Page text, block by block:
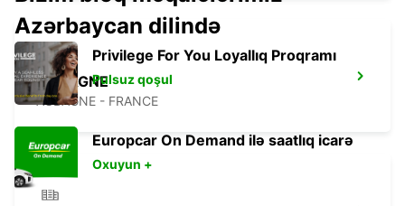
AUBAGNE
AUBAGNE - FRANCE
Azərbaycan dilində
Privilege For You Loyallıq Proqramı
Pulsuz qoşul
Europcar On Demand ilə saatlıq icarə
Oxuyun +